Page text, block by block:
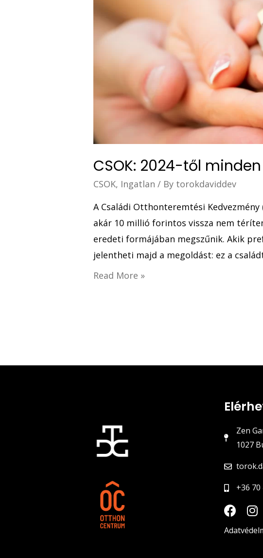
CSOK: 2024-től
CSOK, Ingatlan / By torokdaviddev
A Családi Otthonteremtési Kedvezmény
akár 10 millió forintos vissza nem
eredeti formájában megszűnik. Akik
jelentheti majd a megoldást: ez a
Read More »
Zen
1027
+36 70